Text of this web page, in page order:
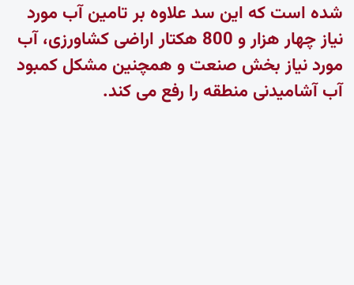
شده است که این سد علاوه بر تامین آب مورد
نیاز چهار هزار و 800 هکتار اراضی کشاورزی، آب
مورد نیاز بخش صنعت و همچنین مشکل کمبود
آب آشامیدنی منطقه را رفع می کند.